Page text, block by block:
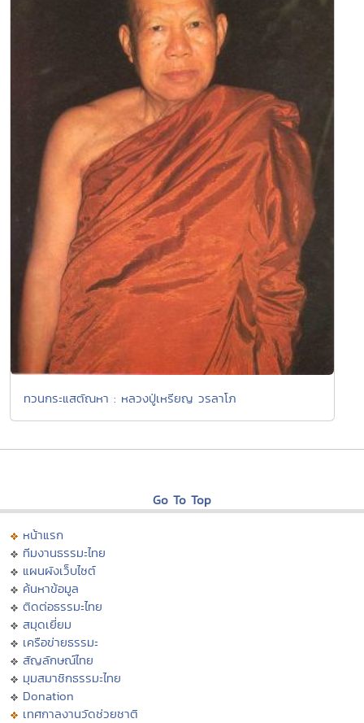
ทวนกระแสตัณหา : หลวงปู่เหรียญ วรลาโภ
Go To Top
หน้าแรก
ทีมงานธรรมะไทย
แผนผังเว็บไซต์
ค้นหาข้อมูล
ติดต่อธรรมะไทย
สมุดเยี่ยม
เครือข่ายธรรมะ
สัญลักษณ์ไทย
มุมสมาชิกธรรมะไทย
Donation
เทศกาลงานวัดช่วยชาติ